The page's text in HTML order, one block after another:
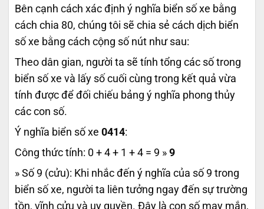
Bên cạnh cách xác định ý nghĩa biển số xe bằng
cách chia 80, chúng tôi sẽ chia sẻ cách dịch biển
số xe bằng cách cộng số nút như sau:
Theo dân gian, người ta sẽ tính tổng các số trong
biển số xe và lấy số cuối cùng trong kết quả vừa
tính được để đối chiếu bảng ý nghĩa phong thủy
các con số.
Ý nghĩa biển số xe 0414:
Công thức tính: 0 + 4 + 1 + 4 = 9 » 9
» Số 9 (cửu): Khi nhắc đến ý nghĩa của số 9 trong
biển số xe, người ta liên tưởng ngay đến sự trường
tồn, vĩnh cửu và uy quyền. Đây là con số may mắn,